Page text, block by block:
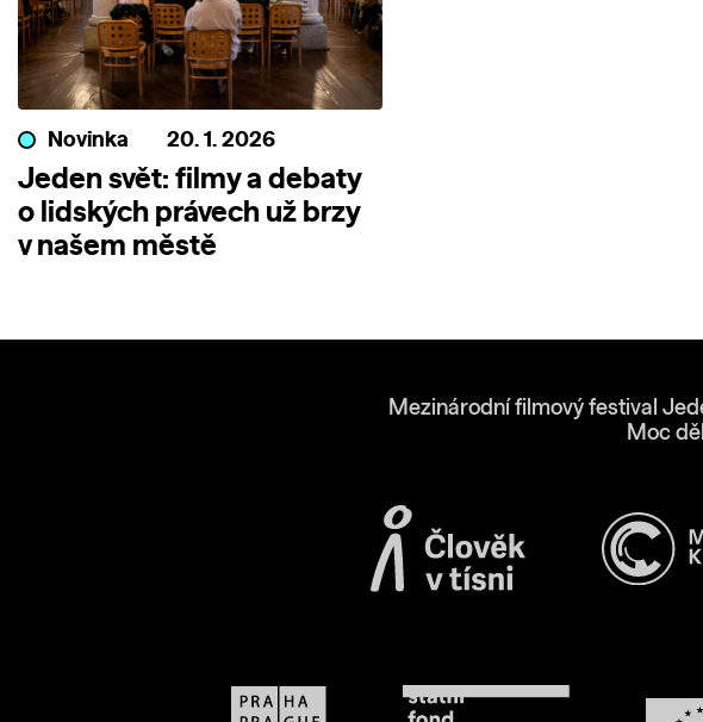
Novinka 20. 1. 2026
Jeden svět: filmy a debaty
o lidských právech už brzy
v našem městě
Mezinárodní filmový festival
Moc